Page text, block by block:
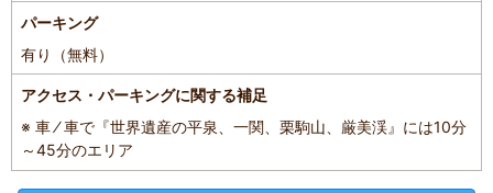
パーキング
有り（無料）
アクセス・パーキングに関する補足
※ 車 ⁄ 車で『世界遺産の平泉、一関、栗駒山、厳美渓』には10分
～45分のエリア